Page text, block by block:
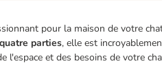
pour la maison de votre
quatre parties, elle est
l'espace et des besoins de votre